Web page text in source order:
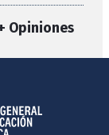
Opiniones